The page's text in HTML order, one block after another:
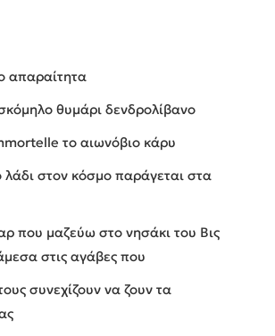
απαραίτητα
θυμάρι δενδρολίβανο
το αιωνόβιο κάρυ
λάδι στον κόσμο παράγεται στα
που μαζεύω στο νησάκι του Βις
στις αγάβες που
συνεχίζουν να ζουν τα